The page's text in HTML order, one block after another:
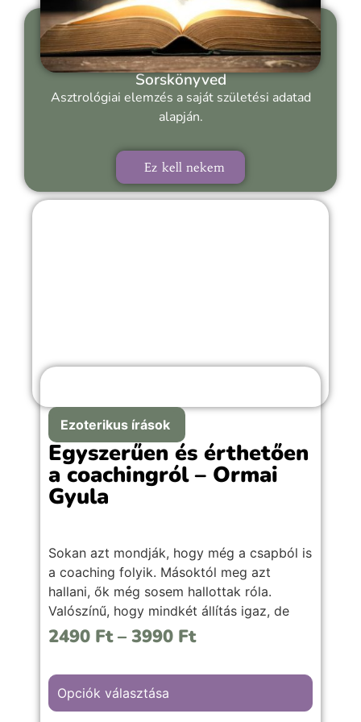
Sorskönyved
Asztrológiai elemzés a saját születési adatad
alapján.
Ez kell nekem
Ezoterikus írások
Egyszerűen és érthetően
a coachingról – Ormai
Gyula
Sokan azt mondják, hogy még a csapból is
a coaching folyik. Másoktól meg azt
hallani, ők még sosem hallottak róla.
Valószínű, hogy mindkét állítás igaz, de
hogy mi is a coaching valójában, azt
2490 Ft – 3990 Ft
Opciók választása